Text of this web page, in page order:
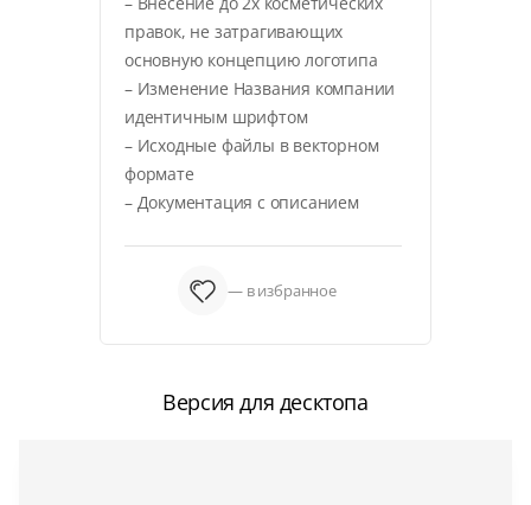
правок, не затрагивающих
основную концепцию логотипа
– Изменение Названия компании
идентичным шрифтом
– Исходные файлы в векторном
формате
– Документация с описанием
— в избранное
Версия для десктопа